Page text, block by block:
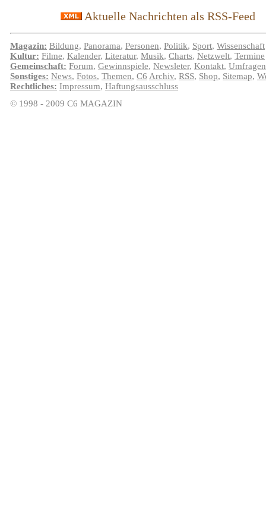
Aktuelle Nachrichten als RSS-Feed
Magazin: Bildung, Panorama, Personen, Politik, Sport, Wissenschaft
Kultur: Filme, Kalender, Literatur, Musik, Charts, Netzwelt, Termine
Gemeinschaft: Forum, Gewinnspiele, Newsleter, Kontakt, Umfragen
Sonstiges: News, Fotos, Themen, C6 Archiv, RSS, Shop, Sitemap,
Rechtliches: Impressum, Haftungsausschluss
© 1998 - 2009 C6 MAGAZIN